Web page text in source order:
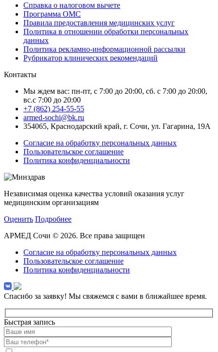
Справка о налоговом вычете
Программа ОМС
Правила предоставления медицинских услуг
Политика в отношении обработки персональных
данных
Политика рекламно-информационной рассылки
Рубрикатор клинических рекомендаций
Контакты
Мы ждем вас: пн-пт, с 7:00 до 20:00, сб. с 7:00 до 20:00,
вс.с 7:00 до 20:00
+7 (862) 254-55-55
armed-sochi@bk.ru
354065, Краснодарский край, г. Сочи, ул. Гагарина, 19А
Согласие на обработку персональных данных
Пользовательское соглашение
Политика конфиденциальности
Независимая оценка качества условий оказания услуг
медицинским организациям
Оценить Подробнее
АРМЕД Сочи © 2026. Все права защищен
Согласие на обработку персональных данных
Пользовательское соглашение
Политика конфиденциальности
Спасибо за заявку! Мы свяжемся с вами в ближайшее время.
Быстрая запись